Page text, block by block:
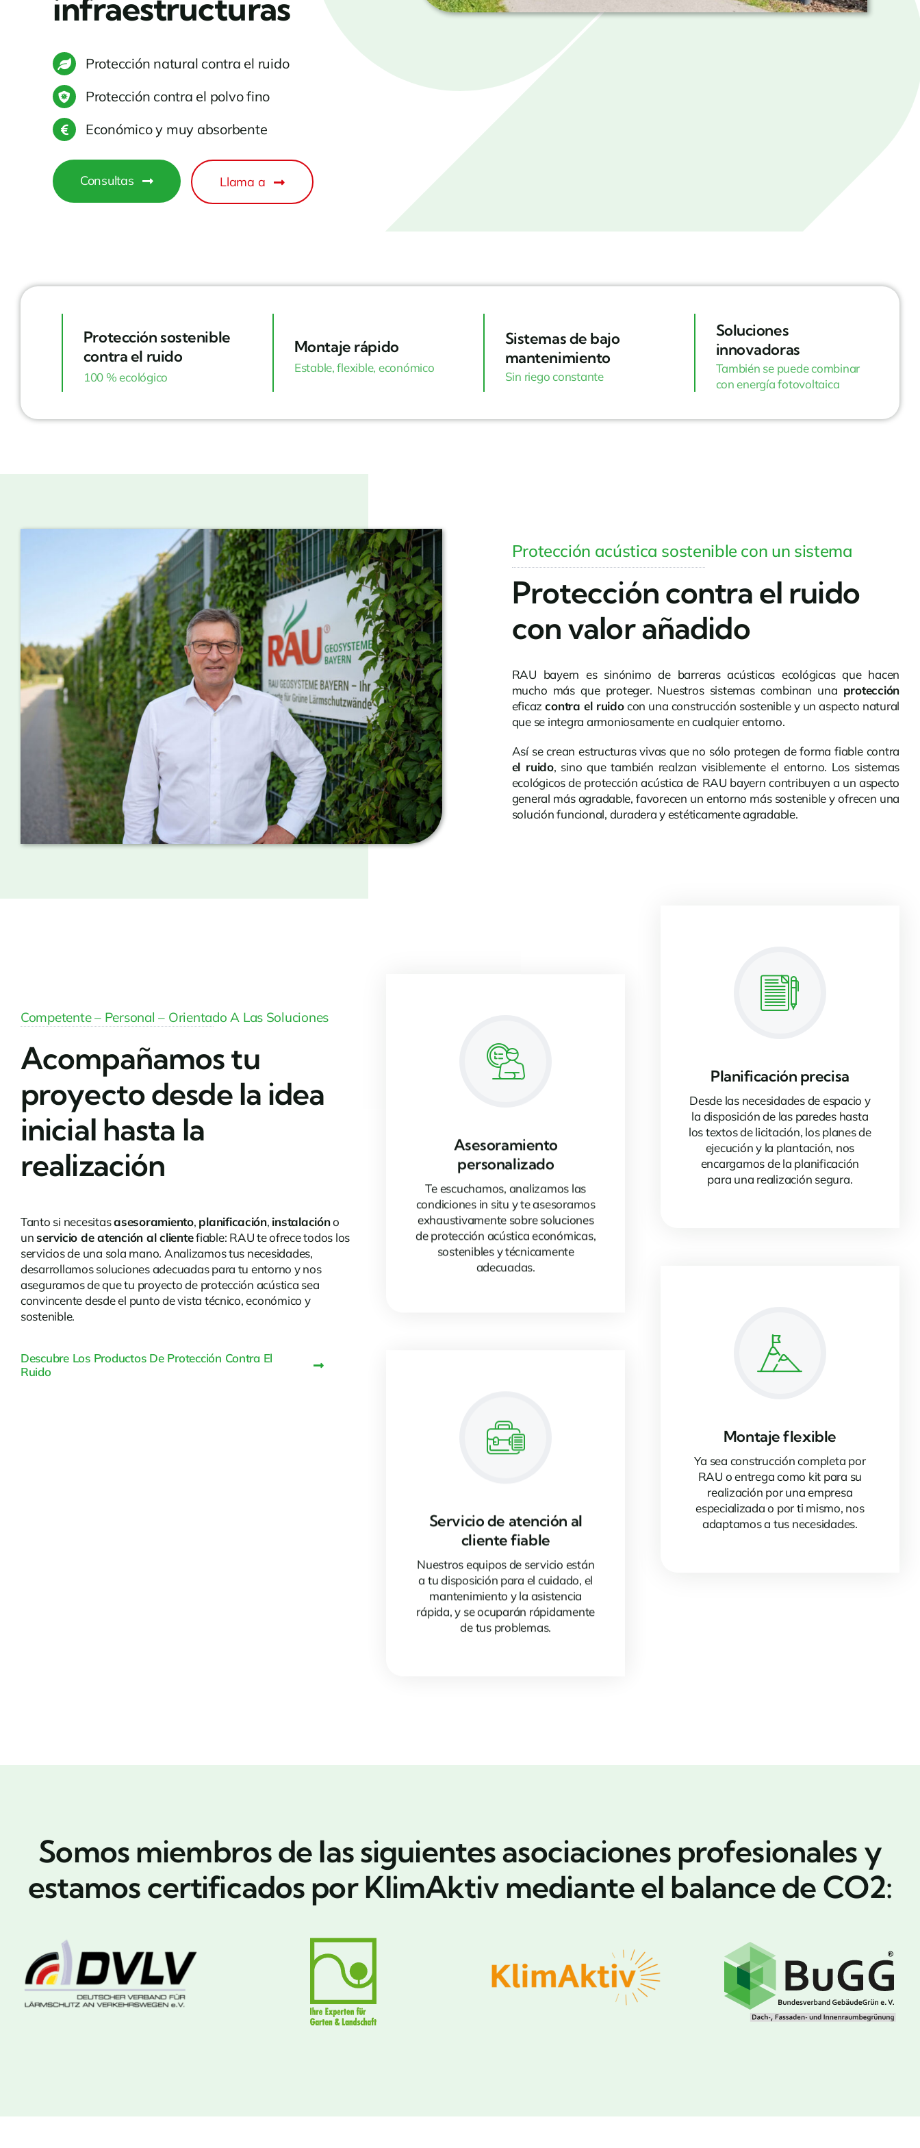
infraestructuras
Protección natural contra el ruido
Protección contra el polvo fino
Económico y muy absorbente
Consultas Llama a
Protección sostenible
contra el ruido
100 % ecológico
Montaje rápido
Estable, flexible, económico
Sistemas de bajo
mantenimiento
Sin riego constante
Soluciones
innovadoras
También se puede combinar
con energía fotovoltaica
Protección acústica sostenible con un sistema
Protección contra el ruido
con valor añadido
RAU bayern es sinónimo de barreras acústicas ecológicas que hacen
mucho más que proteger. Nuestros sistemas combinan una protección
eficazcontra el ruidocon una construcción sostenible y un aspecto natural
que se integra armoniosamente en cualquier entorno.
Así se crean estructuras vivas que no sólo protegen de forma fiable contra
el ruido, sino que también realzan visiblemente el entorno. Los sistemas
ecológicos de protección acústica de RAU bayern contribuyen a un aspecto
general más agradable, favorecen un entorno más sostenible y ofrecen una
solución funcional, duradera y estéticamente agradable.
Competente – Personal – Orientado A Las Soluciones
Acompañamos tu
proyecto desde la idea
inicial hasta la
realización
Tanto si necesitasasesoramiento, planificación, instalacióno
unservicio de atención al clientefiable: RAU te ofrece todos los
servicios de una sola mano. Analizamos tus necesidades,
desarrollamos soluciones adecuadas para tu entorno y nos
aseguramos de que tu proyecto de protección acústica sea
convincente desde el punto de vista técnico, económico y
sostenible.
Descubre Los Productos De Protección Contra El
Ruido
Asesoramiento
personalizado
Te escuchamos, analizamos las
condiciones in situ y te asesoramos
exhaustivamente sobre soluciones
de protección acústica económicas,
sostenibles y técnicamente
adecuadas.
Servicio de atención al
cliente fiable
Nuestros equipos de servicio están
a tu disposición para el cuidado, el
mantenimiento y la asistencia
rápida, y se ocuparán rápidamente
de tus problemas.
Planificación precisa
Desde las necesidades de espacio y
la disposición de las paredes hasta
los textos de licitación, los planes de
ejecución y la plantación, nos
encargamos de la planificación
para una realización segura.
Montaje flexible
Ya sea construcción completa por
RAU o entrega como kit para su
realización por una empresa
especializada o por ti mismo, nos
adaptamos a tus necesidades.
Somos miembros de las siguientes asociaciones profesionales y
estamos certificados por KlimAktiv mediante el balance de CO2: